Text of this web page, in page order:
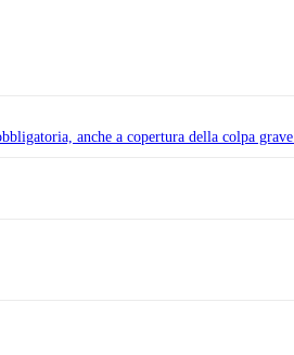
anche a copertura della colpa grave.